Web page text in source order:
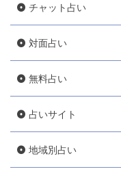
チャット占い
対面占い
無料占い
占いサイト
地域別占い